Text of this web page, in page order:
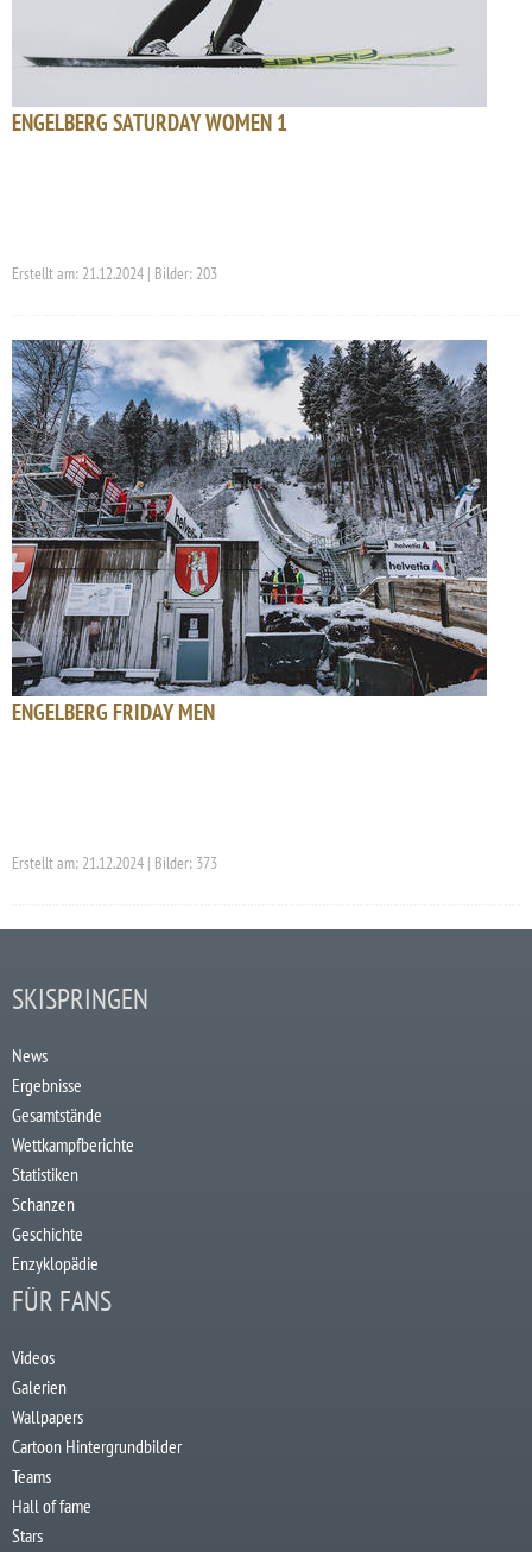
ENGELBERG SATURDAY WOMEN 1
Erstellt am: 21.12.2024 | Bilder: 203
ENGELBERG FRIDAY MEN
Erstellt am: 21.12.2024 | Bilder: 373
SKISPRINGEN
News
Ergebnisse
Gesamtstände
Wettkampfberichte
Statistiken
Schanzen
Geschichte
Enzyklopädie
FÜR FANS
Videos
Galerien
Wallpapers
Cartoon Hintergrundbilder
Teams
Hall of fame
Stars